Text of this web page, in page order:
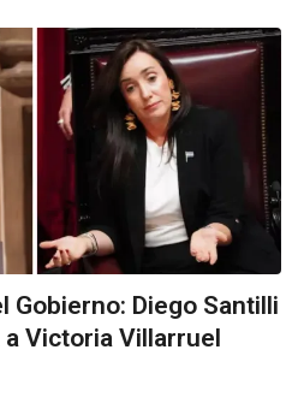
Gobierno: Diego Santilli
Victoria Villarruel